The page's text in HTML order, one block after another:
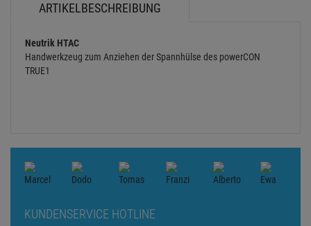
ARTIKELBESCHREIBUNG
Neutrik HTAC
Handwerkzeug zum Anziehen der Spannhülse des powerCON
TRUE1
KUNDENSERVICE HOTLINE